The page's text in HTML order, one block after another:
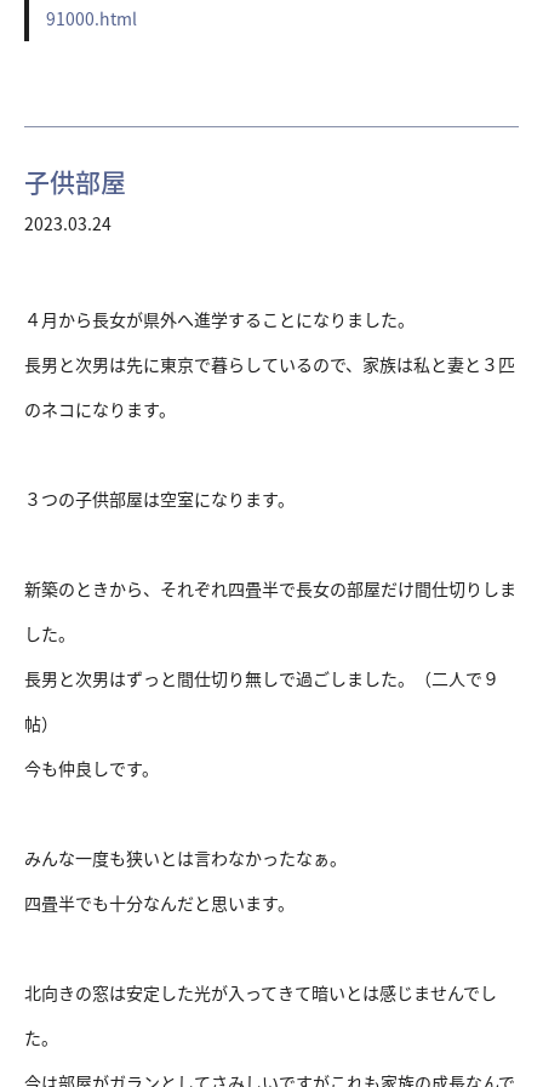
91000.html
子供部屋
2023.03.24
４月から長女が県外へ進学することになりました。
長男と次男は先に東京で暮らしているので、家族は私と妻と３匹
のネコになります。
３つの子供部屋は空室になります。
新築のときから、それぞれ四畳半で長女の部屋だけ間仕切りしま
した。
長男と次男はずっと間仕切り無しで過ごしました。（二人で９
帖）
今も仲良しです。
みんな一度も狭いとは言わなかったなぁ。
四畳半でも十分なんだと思います。
北向きの窓は安定した光が入ってきて暗いとは感じませんでし
た。
今は部屋がガランとしてさみしいですがこれも家族の成長なんで